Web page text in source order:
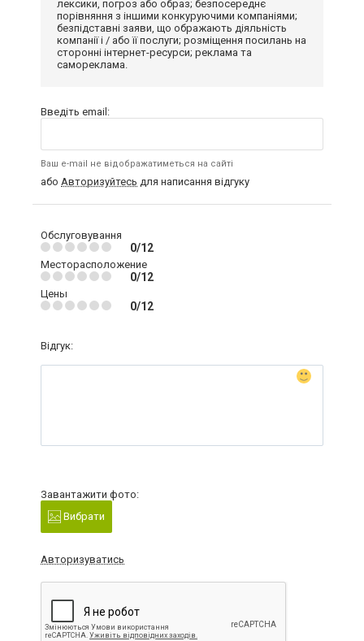
лексики, погроз або образ; безпосереднє
порівняння з іншими конкуруючими компаніями;
безпідставні заяви, що ображають діяльність
компанії і / або її послуги; розміщення посилань на
сторонні інтернет-ресурси; реклама та
самореклама.
Введіть email:
Ваш e-mail не відображатиметься на сайті
або Авторизуйтесь для написання відгуку
Обслуговування
0/12
Месторасположение
0/12
Цены
0/12
Відгук:
Завантажити фото:
Вибрати
Авторизуватись